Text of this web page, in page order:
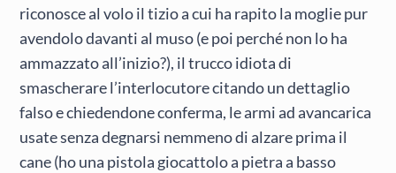
riconosce al volo il tizio a cui ha rapito la moglie pur
avendolo davanti al muso (e poi perché non lo ha
ammazzato all’inizio?), il trucco idiota di
smascherare l’interlocutore citando un dettaglio
falso e chiedendone conferma, le armi ad avancarica
usate senza degnarsi nemmeno di alzare prima il
cane (ho una pistola giocattolo a pietra a basso